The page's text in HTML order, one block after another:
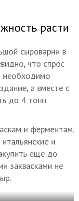
расти
сыроварни в
что спрос
необходимо
а вместе с
до 4 тонн
и ферментам.
и
еще до
заквасками не